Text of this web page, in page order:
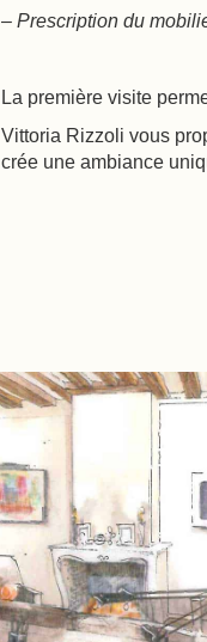
– Prescription du
La première visite
Vittoria Rizzoli vous
crée une ambiance